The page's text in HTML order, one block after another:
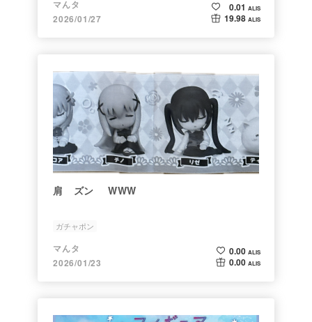
マんタ
2026/01/27
0.01 ALIS
19.98 ALIS
肩 ズン WWW
ガチャポン
マんタ
2026/01/23
0.00 ALIS
0.00 ALIS